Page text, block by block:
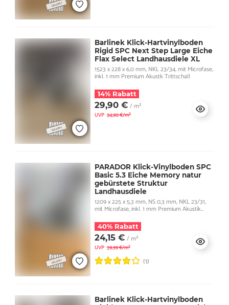
Barlinek Klick-Hartvinylboden
Rigid SPC Next Step Large Eiche
Flax Select Landhausdiele XL
1523 x 228 x 6,0 mm, NKL 23/34, mit Microfase,
inkl. 1 mm Premium Akustk Trittschall
14% Rabatt
29,90 € / m²
UVP 34,90 €/m²
PARADOR Klick-Vinylboden SPC
Basic 5.3 Eiche Memory natur
gebürstete Struktur
Landhausdiele
1209 x 225 x 5,3 mm, NS 0,3 mm, NKL 23/31,
mit Microfase, inkl. 1 mm Premium Akustik
40% Rabatt
24,15 € / m²
UVP 39,99 €/m²
(1)
Barlinek Klick-Hartvinylboden